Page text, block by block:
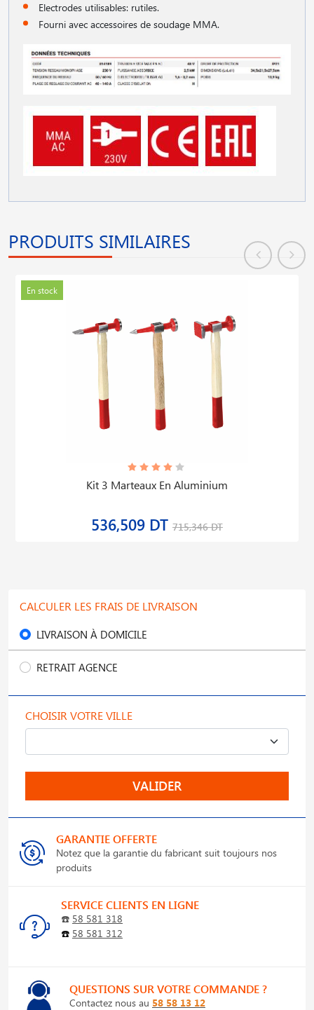
Electrodes utilisables: rutiles.
Fourni avec accessoires de soudage MMA.
PRODUITS SIMILAIRES
En stock
Kit 3 Marteaux En Aluminium
536,509 DT 715,346 DT
CALCULER LES FRAIS DE LIVRAISON
LIVRAISON À DOMICILE
RETRAIT AGENCE
CHOISIR VOTRE VILLE
VALIDER
GARANTIE OFFERTE
Notez que la garantie du fabricant suit toujours nos
produits
SERVICE CLIENTS EN LIGNE
☎️ 58 581 318
☎️ 58 581 312
QUESTIONS SUR VOTRE COMMANDE ?
Contactez nous au 58 58 13 12